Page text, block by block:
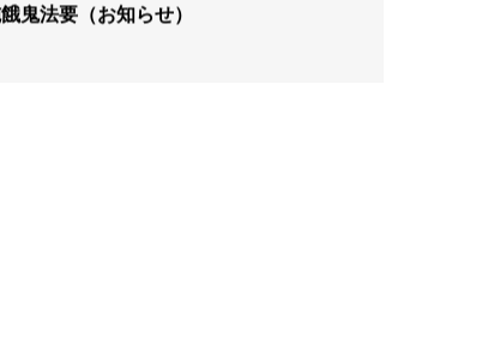
鬼法要（お知らせ）